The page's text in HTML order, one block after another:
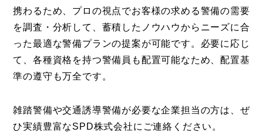
携わるため、プロの視点でお客様の求める警備の需要
を調査・分析して、蓄積したノウハウからニーズに合
った最適な警備プランの提案が可能です。必要に応じ
て、各種資格を持つ警備員も配置可能なため、配置基
準の遵守も万全です。
雑踏警備や交通誘導警備が必要な企業担当の方は、ぜ
ひ実績豊富なSPD株式会社にご連絡ください。